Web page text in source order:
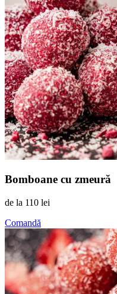
Bomboane cu zmeură
de la 110 lei
Comandă